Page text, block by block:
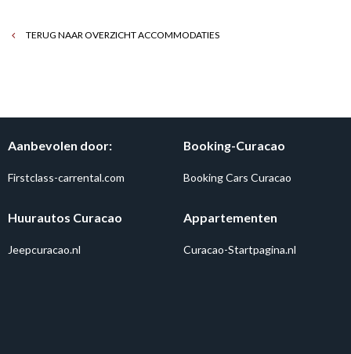
TERUG NAAR OVERZICHT ACCOMMODATIES
Aanbevolen door:
Firstclass-carrental.com
Booking-Curacao
Booking Cars Curacao
Huurautos Curacao
Jeepcuracao.nl
Appartementen
Curacao-Startpagina.nl